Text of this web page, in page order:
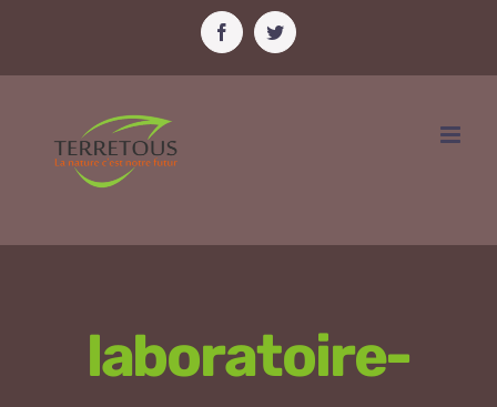
contenu
FacebookTwitter
laboratoire-